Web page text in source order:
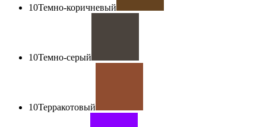
10Темно-коричневый
10Темно-серый
10Терракотовый